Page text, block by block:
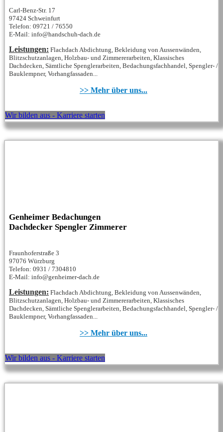
Carl-Benz-Str. 17
97424 Schweinfurt
Telefon: 09721 / 76550
E-Mail: info@handschuh-dach.de
Leistungen: Flachdach Abdichtung, Bekleidung von Aussenwänden,
Blitzschutzanlagen, Holzbau- und Zimmererarbeiten, Klassisches
Dachdecken, Sämtliche Spenglerarbeiten, Bedachungsfachhandel, Spengler- /
Bauklempner, Vorhangfassaden...
>> Mehr über uns...
Wir bilden aus - Karriere starten
Genheimer Bedachungen
Dachdecker Spengler Zimmerer
Fraunhoferstraße 3
97076 Würzburg
Telefon: 0931 / 7304810
E-Mail: info@genheimer-dach.de
Leistungen: Flachdach Abdichtung, Bekleidung von Aussenwänden,
Blitzschutzanlagen, Holzbau- und Zimmererarbeiten, Klassisches
Dachdecken, Sämtliche Spenglerarbeiten, Bedachungsfachhandel, Spengler- /
Bauklempner, Vorhangfassaden...
>> Mehr über uns...
Wir bilden aus - Karriere starten